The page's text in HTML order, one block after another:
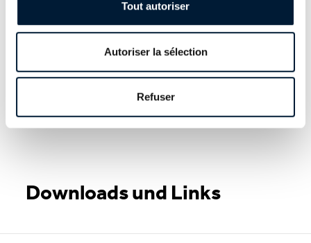
Tout autoriser
Autoriser la sélection
Refuser
Société suisse des employés de
MMail
Communication
Société suisse des employés de
T +41 32 721 21 37
MMail
Downloads und Links